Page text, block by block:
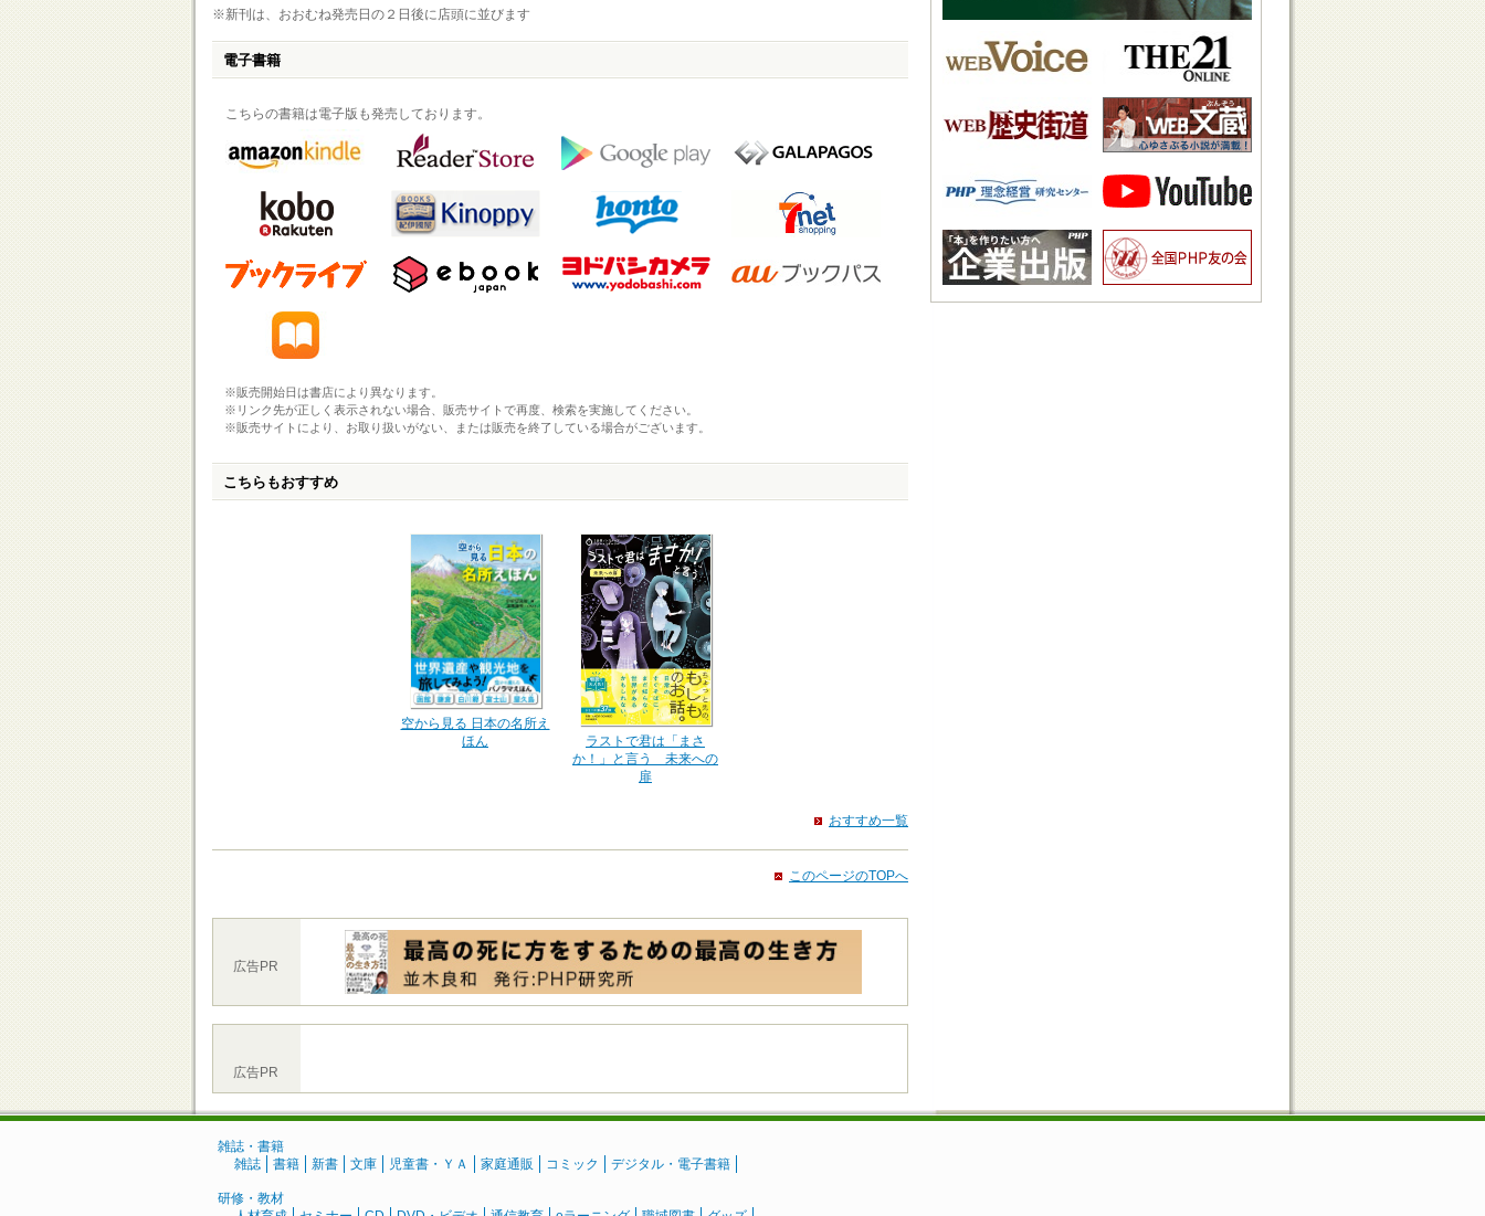
※新刊は、おおむね発売日の２日後に店頭に並びます
電子書籍
こちらの書籍は電子版も発売しております。
※販売開始日は書店により異なります。
※リンク先が正しく表示されない場合、販売サイトで再度、検索を実施してください。
※販売サイトにより、お取り扱いがない、または販売を終了している場合がございます。
こちらもおすすめ
空から見る 日本の名所え
ほん
ラストで君は「まさ
か！」と言う 未来への
扉
おすすめ一覧
このページのTOPへ
広告PR
広告PR
雑誌・書籍
雑誌
書籍 新書 文庫 児童書・ＹＡ 家庭通販 コミック デジタル・電子書籍
研修・教材